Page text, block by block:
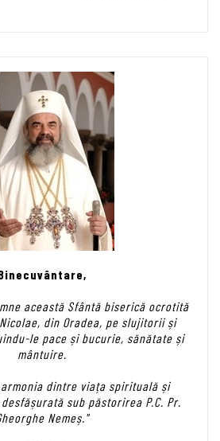
această Sfântă biserică ocrotită
din Oradea, pe slujitorii și
le pace și bucurie, sănătate și
mântuire.
dintre viața spirituală și
sub păstorirea P.C. Pr.
Nemeș."